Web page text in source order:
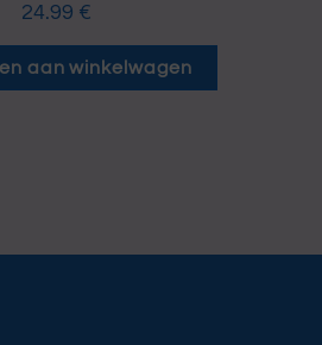
24.99 €
aan winkelwagen